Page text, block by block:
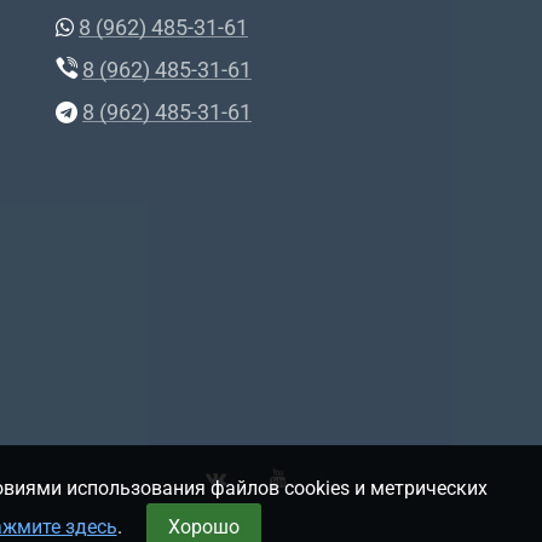
8 (962) 485-31-61
8 (962) 485-31-61
8 (962) 485-31-61
использования файлов cookies и метрических
здесь. Хорошо